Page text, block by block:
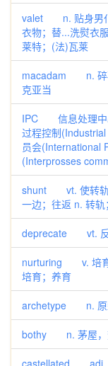
valet n. 贴身男仆
衣物；替...洗熨衣
莱特；(法)瓦莱
macadam n. 碎
克亚当
IPC 信息处理中
过程控制
员会(International
(Interprosses
shunt vt. 使转轨
一边；往返 n. 转
deprecate vt. 反
nurturing v. 培育
培育；养育
archetype n. 原
bothy n. 茅屋，
castellated adj.